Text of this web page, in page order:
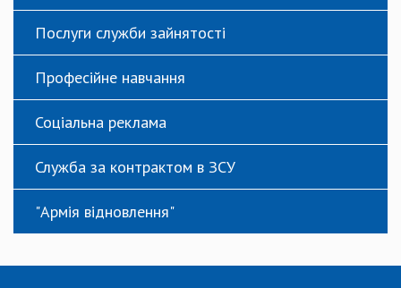
Послуги служби зайнятості
Професійне навчання
Соціальна реклама
Служба за контрактом в ЗСУ
"Армія відновлення"